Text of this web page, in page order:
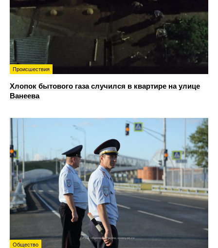
Происшествия
Хлопок бытового газа случился в квартире на улице
Ванеева
Общество